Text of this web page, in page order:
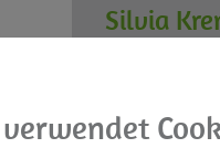
Silvia